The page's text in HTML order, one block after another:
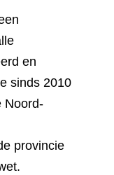
en
sinds 2010
Noord-
provincie